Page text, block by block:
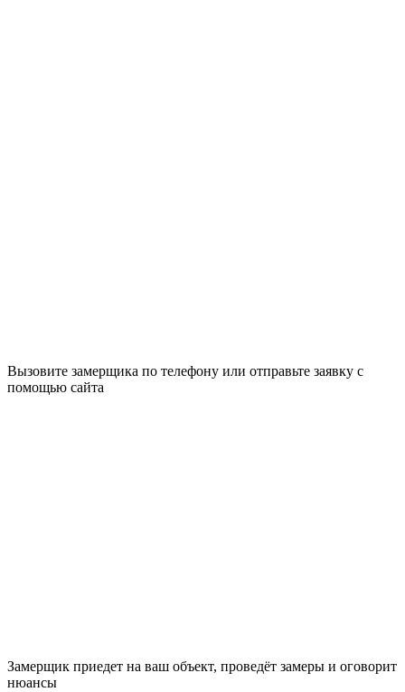
Вызовите замерщика по телефону или отправьте заявку с
помощью сайта
Замерщик приедет на ваш объект, проведёт замеры и оговорит
нюансы